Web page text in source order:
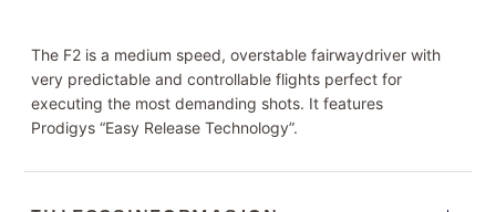
The F2 is a medium speed, overstable fairwaydriver with
very predictable and controllable flights perfect for
executing the most demanding shots. It features
Prodigys “Easy Release Technology”.